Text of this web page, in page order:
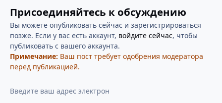
Присоединяйтесь к обсуждению
Вы можете опубликовать сейчас и зарегистрироваться
позже. Если у вас есть аккаунт, войдите сейчас, чтобы
публиковать с вашего аккаунта.
Примечание: Ваш пост требует одобрения модератора
перед публикацией.